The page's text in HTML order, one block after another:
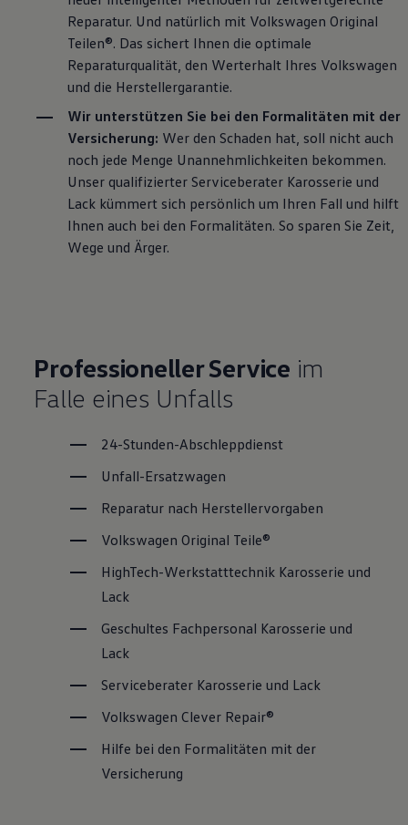
Reparatur. Und natürlich mit Volkswagen Original
Teilen®. Das sichert Ihnen die optimale
Reparaturqualität, den Werterhalt Ihres Volkswagen
und die Herstellergarantie.
Wir unterstützen Sie bei den Formalitäten mit der
Versicherung: Wer den Schaden hat, soll nicht auch
noch jede Menge Unannehmlichkeiten bekommen.
Unser qualifizierter Serviceberater Karosserie und
Lack kümmert sich persönlich um Ihren Fall und hilft
Ihnen auch bei den Formalitäten. So sparen Sie Zeit,
Wege und Ärger.
ProfessionellerService im
Falle eines Unfalls
24-Stunden-Abschleppdienst
Unfall-Ersatzwagen
Reparatur nach Herstellervorgaben
Volkswagen Original Teile®
HighTech-Werkstatttechnik Karosserie und
Lack
Geschultes Fachpersonal Karosserie und
Lack
Serviceberater Karosserie und Lack
Volkswagen Clever Repair®
Hilfe bei den Formalitäten mit der
Versicherung